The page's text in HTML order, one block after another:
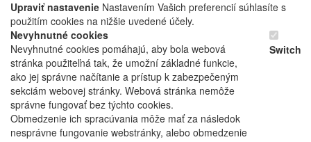
Upraviť nastavenie Nastavením Vašich preferencií súhlasíte s
použitím cookies na nižšie uvedené účely.
Nevyhnutné cookies
Nevyhnutné cookies pomáhajú, aby bola webová
stránka použiteľná tak, že umožní základné funkcie,
ako jej správne načítanie a prístup k zabezpečeným
sekciám webovej stránky. Webová stránka nemôže
správne fungovať bez týchto cookies.
Obmedzenie ich spracúvania môže mať za následok
nesprávne fungovanie webstránky, alebo obmedzenie
Switch